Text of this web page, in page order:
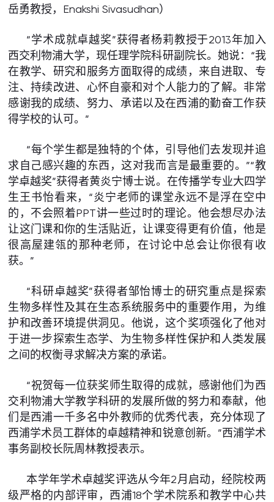
岳勇教授，Enakshi Sivasudhan）
“学术成就卓越奖”获得者杨莉教授于2013年加入
西交利物浦大学，现任理学院科研副院长。她说：“我
在教学、研究和服务方面取得的成绩，来自进取、专
注、持续改进、心怀自豪和对个人能力的了解。非常
感谢我的成绩、努力、承诺以及在西浦的勤奋工作获
得学校的认可。”
“每个学生都是独特的个体，引导他们去发现并追
求自己感兴趣的东西，这对我而言是最重要的。”“教
学卓越奖”获得者黄炎宁博士说。在传播学专业大四学
生王书怡看来，“炎宁老师的课堂永远不是浮在空中
的，不会照着PPT讲一些过时的理论。他会想尽办法
让这门课和你的生活贴近，让课变得更有价值，他是
很高屋建瓴的那种老师，在讨论中总会让你很有收
获。”
“科研卓越奖”获得者邹怡博士的研究重点是探索
生物多样性及其在生态系统服务中的重要作用，为维
护和改善环境提供洞见。他说，这个奖项强化了他对
于进一步探索生态学、为生物多样性保护和人类发展
之间的权衡寻求解决方案的承诺。
“祝贺每一位获奖师生取得的成就，感谢他们为西
交利物浦大学教学科研的发展所做的努力和奉献，他
们是西浦一千多名中外教师的优秀代表，充分体现了
西浦学术员工群体的卓越精神和锐意创新。”西浦学术
事务副校长阮周林教授表示。
本学年学术卓越奖评选从今年2月启动，经院校两
级严格的内部评审，西浦18个学术院系和教学中心共